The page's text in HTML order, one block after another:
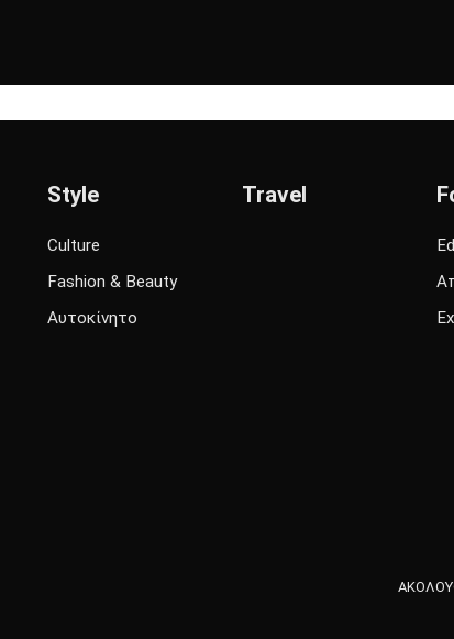
Style
Culture
Fashion & Beauty
Αυτοκίνητο
Travel